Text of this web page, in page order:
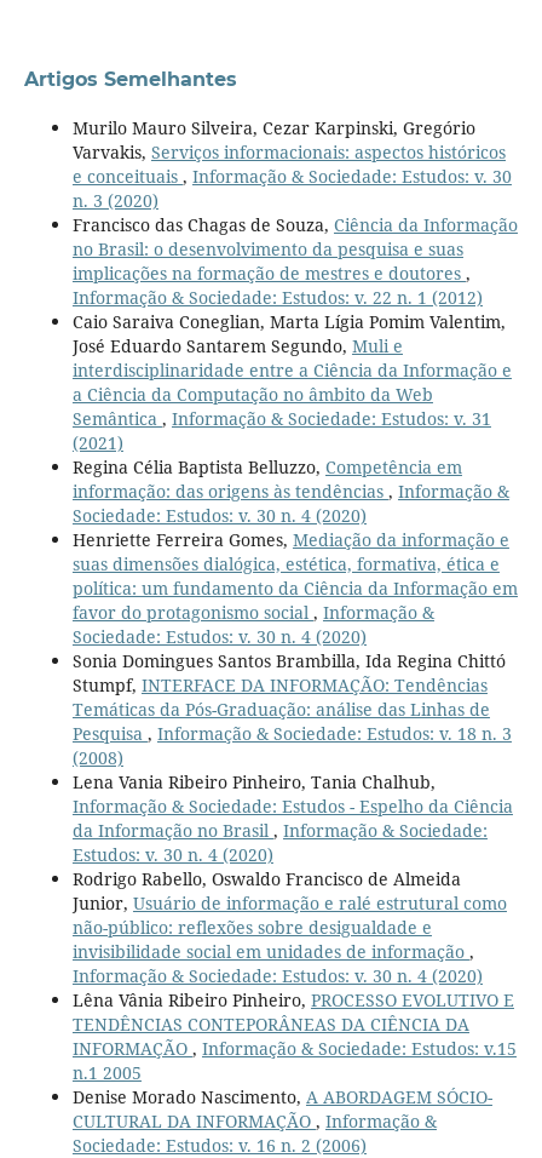
Artigos Semelhantes
Murilo Mauro Silveira, Cezar Karpinski, Gregório
Varvakis, Serviços informacionais: aspectos históricos
e conceituais , Informação & Sociedade: Estudos: v. 30
n. 3 (2020)
Francisco das Chagas de Souza, Ciência da Informação
no Brasil: o desenvolvimento da pesquisa e suas
implicações na formação de mestres e doutores ,
Informação & Sociedade: Estudos: v. 22 n. 1 (2012)
Caio Saraiva Coneglian, Marta Lígia Pomim Valentim,
José Eduardo Santarem Segundo, Muli e
interdisciplinaridade entre a Ciência da Informação e
a Ciência da Computação no âmbito da Web
Semântica , Informação & Sociedade: Estudos: v. 31
(2021)
Regina Célia Baptista Belluzzo, Competência em
informação: das origens às tendências , Informação &
Sociedade: Estudos: v. 30 n. 4 (2020)
Henriette Ferreira Gomes, Mediação da informação e
suas dimensões dialógica, estética, formativa, ética e
política: um fundamento da Ciência da Informação em
favor do protagonismo social , Informação &
Sociedade: Estudos: v. 30 n. 4 (2020)
Sonia Domingues Santos Brambilla, Ida Regina Chittó
Stumpf, INTERFACE DA INFORMAÇÃO: Tendências
Temáticas da Pós-Graduação: análise das Linhas de
Pesquisa , Informação & Sociedade: Estudos: v. 18 n. 3
(2008)
Lena Vania Ribeiro Pinheiro, Tania Chalhub,
Informação & Sociedade: Estudos - Espelho da Ciência
da Informação no Brasil , Informação & Sociedade:
Estudos: v. 30 n. 4 (2020)
Rodrigo Rabello, Oswaldo Francisco de Almeida
Junior, Usuário de informação e ralé estrutural como
não-público: reflexões sobre desigualdade e
invisibilidade social em unidades de informação ,
Informação & Sociedade: Estudos: v. 30 n. 4 (2020)
Lêna Vânia Ribeiro Pinheiro, PROCESSO EVOLUTIVO E
TENDÊNCIAS CONTEPORÂNEAS DA CIÊNCIA DA
INFORMAÇÃO , Informação & Sociedade: Estudos: v.15
n.1 2005
Denise Morado Nascimento, A ABORDAGEM SÓCIO-
CULTURAL DA INFORMAÇÃO , Informação &
Sociedade: Estudos: v. 16 n. 2 (2006)